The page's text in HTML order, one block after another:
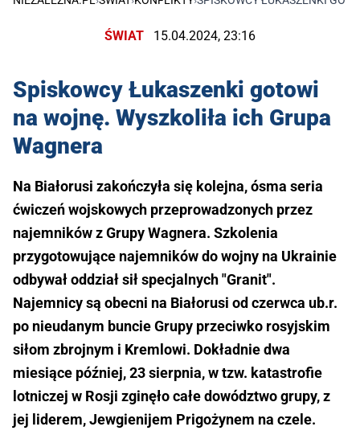
ŚWIAT 15.04.2024, 23:16
Spiskowcy Łukaszenki gotowi
na wojnę. Wyszkoliła ich Grupa
Wagnera
Na Białorusi zakończyła się kolejna, ósma seria
ćwiczeń wojskowych przeprowadzonych przez
najemników z Grupy Wagnera. Szkolenia
przygotowujące najemników do wojny na Ukrainie
odbywał oddział sił specjalnych "Granit".
Najemnicy są obecni na Białorusi od czerwca ub.r.
po nieudanym buncie Grupy przeciwko rosyjskim
siłom zbrojnym i Kremlowi. Dokładnie dwa
miesiące później, 23 sierpnia, w tzw. katastrofie
lotniczej w Rosji zginęło całe dowództwo grupy, z
jej liderem, Jewgienijem Prigożynem na czele.